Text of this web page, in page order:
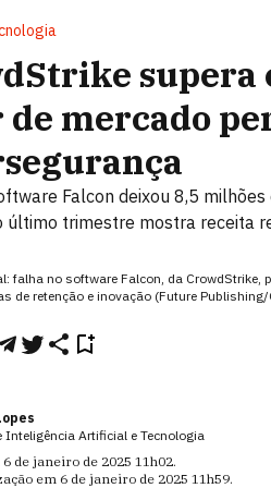
mercado
Falcon deixou 8,5
último trimestre mostra receita
falha no software Falcon, da
de retenção e inovação (Future
Inteligência Artificial e Tecnologia
6 de janeiro de 2025 11h02.
em 6 de janeiro de 2025 11h59.